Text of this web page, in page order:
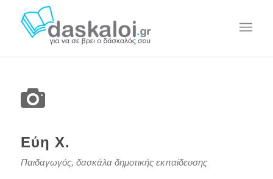
Εύη Χ.
Παιδαγωγός, δασκάλα δημοτικής εκπαίδευσης